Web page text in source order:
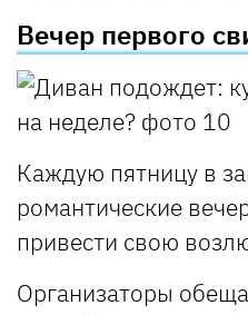
Вечер первого
Каждую пятницу в
романтические
привести свою
Организаторы